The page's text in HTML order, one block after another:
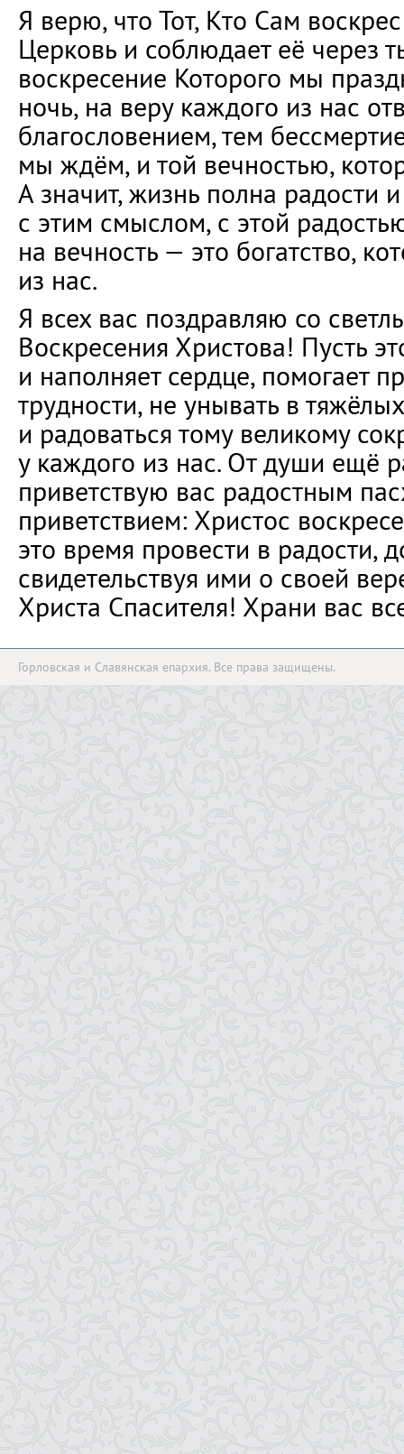
Я верю, что Тот, Кто Сам
Церковь и соблюдает её через
воскресение Которого мы
ночь, на веру каждого из нас
благословением, тем
мы ждём, и той вечностью,
А значит, жизнь полна радости
с этим смыслом, с этой
на вечность — это богатство,
из нас.
Я всех вас поздравляю со
Воскресения Христова! Пусть
и наполняет сердце, помогает
трудности, не унывать в
и радоваться тому великому
у каждого из нас. От души ещё
приветствую вас радостным
приветствием: Христос
это время провести в радости,
свидетельствуя ими о своей
Христа Спасителя! Храни вас
Горловская и Славянская епархия. Все права защищены.